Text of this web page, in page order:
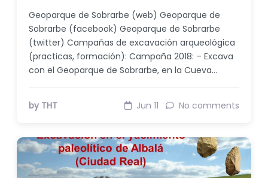
Geoparque de Sobrarbe (web) Geoparque de
Sobrarbe (facebook) Geoparque de Sobrarbe
(twitter) Campañas de excavación arqueológica
(practicas, formación): Campaña 2018: – Excava
con el Geoparque de Sobrarbe, en la Cueva…
by THT Jun 11 No comments